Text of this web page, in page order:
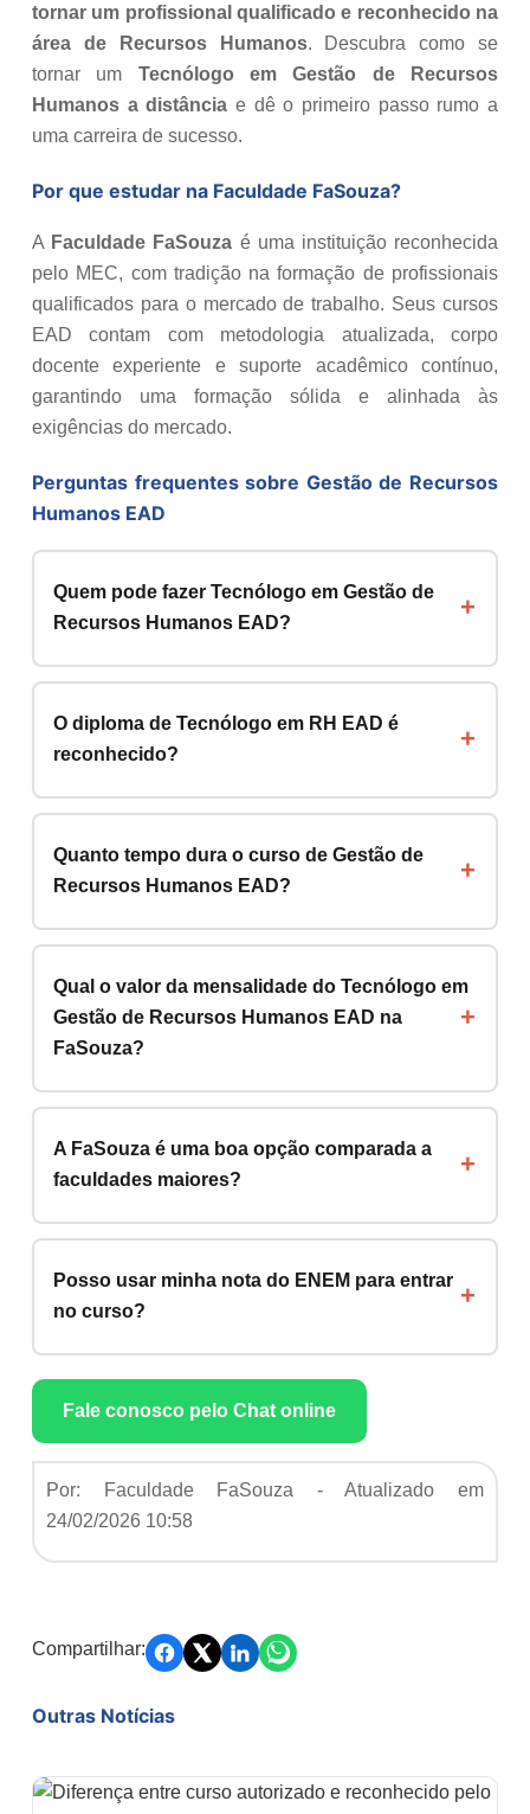
tornar um profissional qualificado e reconhecido na
área de Recursos Humanos. Descubra como se
tornar um Tecnólogo em Gestão de Recursos
Humanos a distância e dê o primeiro passo rumo a
uma carreira de sucesso.
Por que estudar na Faculdade FaSouza?
A Faculdade FaSouza é uma instituição reconhecida
pelo MEC, com tradição na formação de profissionais
qualificados para o mercado de trabalho. Seus cursos
EAD contam com metodologia atualizada, corpo
docente experiente e suporte acadêmico contínuo,
garantindo uma formação sólida e alinhada às
exigências do mercado.
Perguntas frequentes sobre Gestão de Recursos
Humanos EAD
Quem pode fazer Tecnólogo em Gestão de
Recursos Humanos EAD?
O diploma de Tecnólogo em RH EAD é
reconhecido?
Quanto tempo dura o curso de Gestão de
Recursos Humanos EAD?
Qual o valor da mensalidade do Tecnólogo em
Gestão de Recursos Humanos EAD na
FaSouza?
A FaSouza é uma boa opção comparada a
faculdades maiores?
Posso usar minha nota do ENEM para entrar
no curso?
Fale conosco pelo Chat online
Por: Faculdade FaSouza - Atualizado em
24/02/2026 10:58
Compartilhar:
Outras Notícias